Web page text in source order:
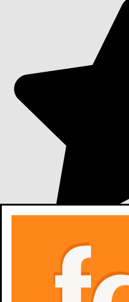
oceny z filmów